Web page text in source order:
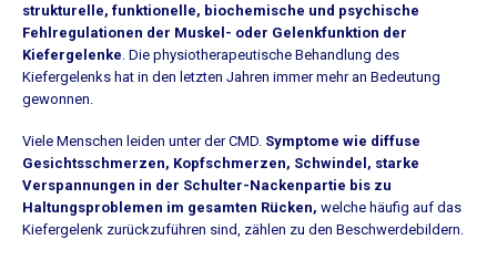
strukturelle, funktionelle, biochemische und psychische
Fehlregulationen der Muskel- oder Gelenkfunktion der
Kiefergelenke . Die physiotherapeutische Behandlung des
Kiefergelenks hat in den letzten Jahren immer mehr an Bedeutung
gewonnen.
Viele Menschen leiden unter der CMD. Symptome wie diffuse
Gesichtsschmerzen, Kopfschmerzen, Schwindel, starke
Verspannungen in der Schulter-Nackenpartie bis zu
Haltungsproblemen im gesamten Rücken, welche häufig auf das
Kiefergelenk zurückzuführen sind, zählen zu den Beschwerdebildern.